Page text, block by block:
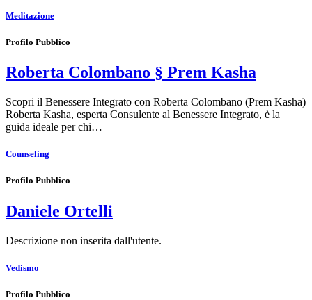
Meditazione
Profilo Pubblico
Roberta Colombano § Prem Kasha
Scopri il Benessere Integrato con Roberta Colombano (Prem Kasha)
Roberta Kasha, esperta Consulente al Benessere Integrato, è la
guida ideale per chi…
Counseling
Profilo Pubblico
Daniele Ortelli
Descrizione non inserita dall'utente.
Vedismo
Profilo Pubblico